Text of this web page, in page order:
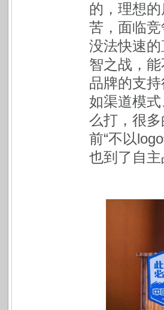
的，理想
苦，面临
没法快速
智之战，
品牌的支
如渠道模
么打，很
前“不以
也到了自